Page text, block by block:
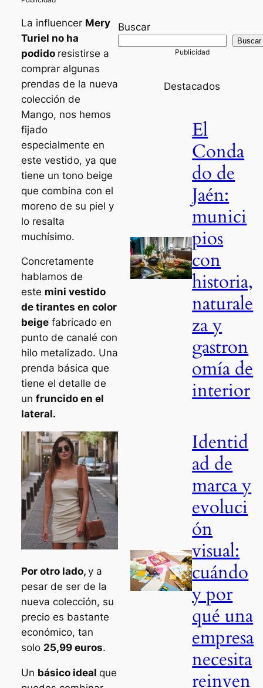
La influencer Mery
Turiel no ha
podido resistirse a
comprar algunas
prendas de la nueva
colección de
Mango, nos hemos
fijado
especialmente en
este vestido, ya que
tiene un tono beige
que combina con el
moreno de su piel y
lo resalta
muchísimo.
Concretamente
hablamos de
este mini vestido
de tirantes en color
beigefabricado en
punto de canalé con
hilo metalizado. Una
prenda básica que
tiene el detalle de
un fruncido en el
lateral.
Por otro lado, y a
pesar de ser de la
nueva colección, su
precio es bastante
económico, tan
solo 25,99 euros.
Un básico ideal que
Buscar
Buscar
Destacados
El
Conda
do de
Jaén:
munici
pios
con
historia,
naturale
za y
gastron
omía de
interior
Identid
ad de
marca y
evoluci
ón
visual:
cuándo
y por
qué una
empresa
necesita
reinven